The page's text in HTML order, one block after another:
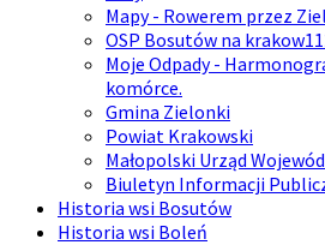
Mapy - Rowerem przez
OSP Bosutów na
Moje Odpady -
komórce.
Gmina Zielonki
Powiat Krakowski
Małopolski Urząd
Biuletyn Informacji
Historia wsi Bosutów
Historia wsi Boleń